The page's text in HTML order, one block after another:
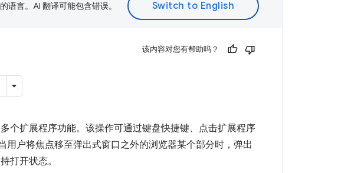
语言。AI 翻译可能包含错误。
该内容对您有帮助吗？
个扩展程序功能。该操作可通过键盘快捷键、点击扩展程序
用户将焦点移至弹出式窗口之外的浏览器某个部分时，弹出
打开状态。